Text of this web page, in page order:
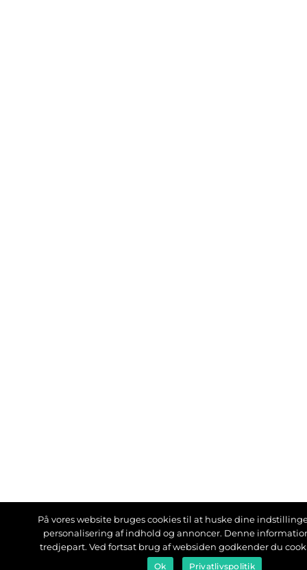
På vores website bruges cookies til at huske dine
personalisering af indhold og annoncer. Denne
tredjepart. Ved fortsat brug af websiden godkender du
Ok Privatlivspolitik